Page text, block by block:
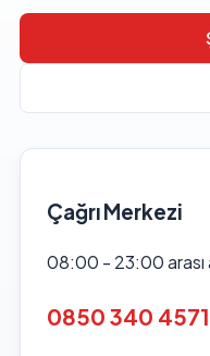
Çağrı Merkezi
08:00 - 23:00
0850 340 4571